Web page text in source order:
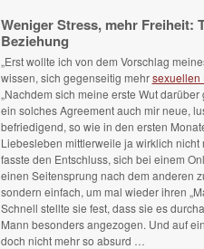
Weniger Stress, mehr Freiheit:
Beziehung
„Erst wollte ich von dem Vorschlag
wissen, sich gegenseitig mehrsexuellen
„Nachdem sich meine erste Wut
ein solches Agreement auch mir neue,
befriedigend, so wie in den ersten
Liebesleben mittlerweile ja wirklich nicht
fasste den Entschluss, sich bei einem
einen Seitensprung nach dem anderen
sondern einfach, um mal wieder ihren
Schnell stellte sie fest, dass sie es
Mann besonders angezogen. Und auf
doch nicht mehr so absurd …